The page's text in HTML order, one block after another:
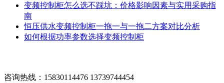
变频控制柜怎么选不踩坑：价格影响因素与实用采购指
南
恒压供水变频控制柜一拖一与一拖二方案对比分析
如何根据功率参数选择变频控制柜
咨询热线：15830114476 13739744454